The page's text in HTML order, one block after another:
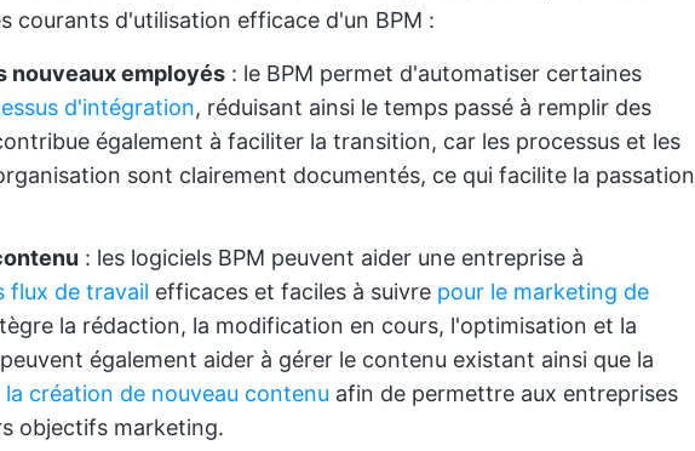
courants d'utilisation efficace d'un BPM :
nouveaux employés : le BPM permet d'automatiser certaines
d'intégration, réduisant ainsi le temps passé à remplir des
également à faciliter la transition, car les processus et les
sont clairement documentés, ce qui facilite la passation
: les logiciels BPM peuvent aider une entreprise à
flux de travail efficaces et faciles à suivre pour le marketing de
la rédaction, la modification en cours, l'optimisation et la
également aider à gérer le contenu existant ainsi que la
la création de nouveau contenu afin de permettre aux entreprises
objectifs marketing.